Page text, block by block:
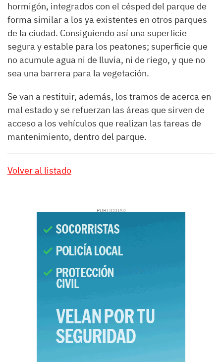
hormigón, integrados con el césped del parque de
forma similar a los ya existentes en otros parques
de la ciudad. Consiguiendo así una superficie
segura y estable para los peatones; superficie que
no acumule agua ni de lluvia, ni de riego, y que no
sea una barrera para la vegetación.
Se van a restituir, además, los tramos de acerca en
mal estado y se refuerzan las áreas que sirven de
acceso a los vehículos que realizan las tareas de
mantenimiento, dentro del parque.
Volver al listado